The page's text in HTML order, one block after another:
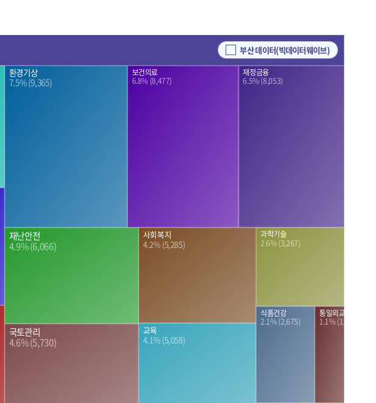
부산 데이터(빅데이터웨이브)
환경기상
7.5% (9,365)
보건의료
6.8% (8,477)
재정금융
6.5% (8,053)
재난안전
4.9% (6,066)
국토관리
4.6% (5,730)
사회복지
4.2% (5,285)
교육
4.1% (5,058)
과학기술
2.6% (3,267)
식품건강
2.1% (2,675)
통일외교안보
1.1% (1,333)